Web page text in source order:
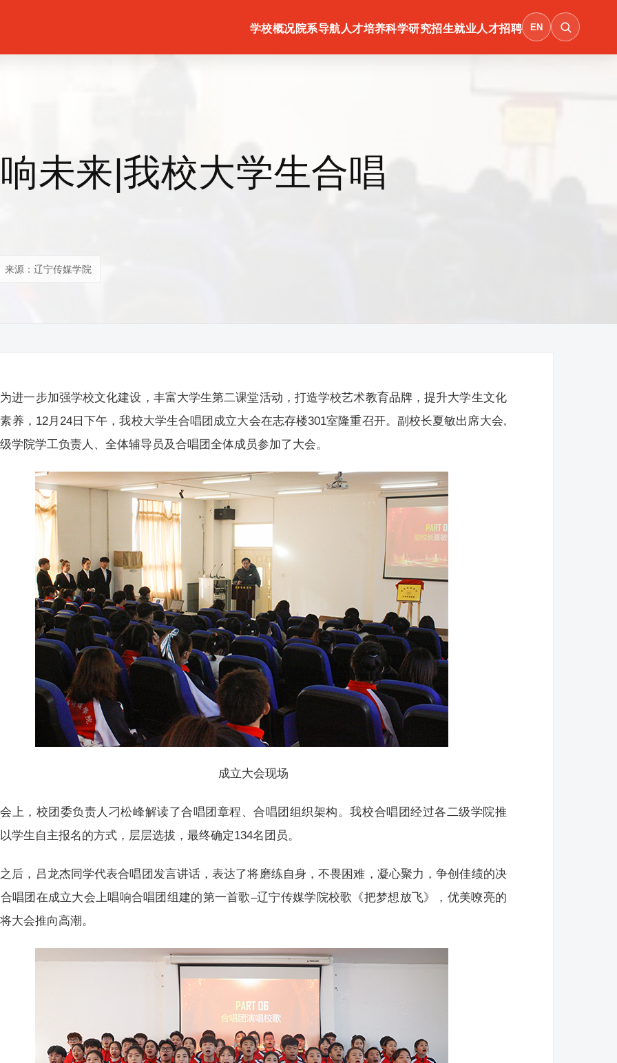
学校概况院系导航 人才培养科学研究招生就业人才招聘 EN
未来|我校大学生合唱
来源：辽宁传媒学院
为进一步加强学校文化建设，丰富大学生第二课堂活动，打造学校艺术教育品牌，提升大学生文化
养，12月24日下午，我校大学生合唱团成立大会在志存楼301室隆重召开。副校长夏敏出席大会,
学院学工负责人、全体辅导员及合唱团全体成员参加了大会。
成立大会现场
会上，校团委负责人刁松峰解读了合唱团章程、合唱团组织架构。我校合唱团经过各二级学院推
学生自主报名的方式，层层选拔，最终确定134名团员。
之后，吕龙杰同学代表合唱团发言讲话，表达了将磨练自身，不畏困难，凝心聚力，争创佳绩的决
唱团在成立大会上唱响合唱团组建的第一首歌–辽宁传媒学院校歌《把梦想放飞》，优美嘹亮的
大会推向高潮。